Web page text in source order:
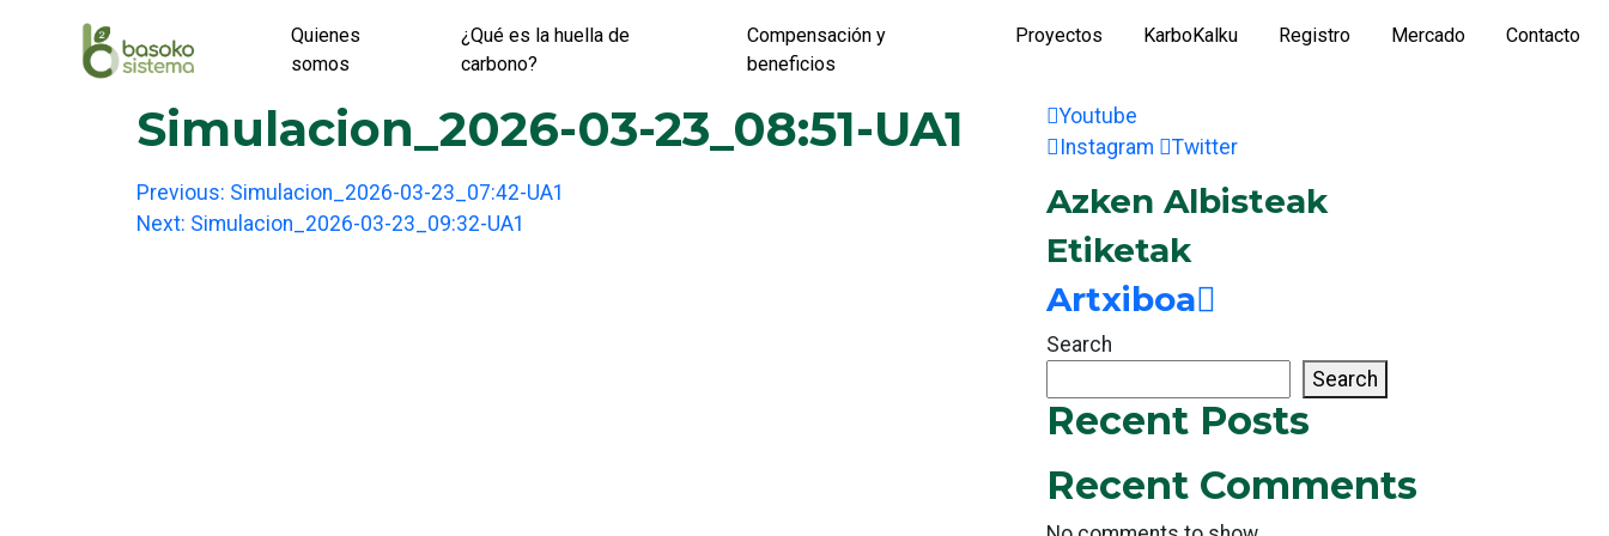
Quienes
somos
¿Qué es la huella de
carbono?
Compensación y
beneficios
Proyectos KarboKalku Registro Mercado Contacto
Simulacion_2026-03-23_08:51-UA1
Post
navigation
Previous: Simulacion_2026-03-23_07:42-UA1
Next: Simulacion_2026-03-23_09:32-UA1
Youtube
Instagram
Twitter
Azken Albisteak
Etiketak
Artxiboa
Search
Search
Recent Posts
Recent Comments